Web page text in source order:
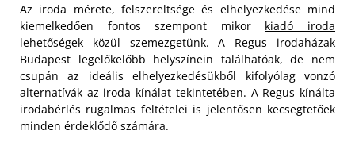
Az iroda mérete, felszereltsége és elhelyezkedése mind
kiemelkedően fontos szempont mikor kiadó iroda
lehetőségek közül szemezgetünk. A Regus irodaházak
Budapest legelőkelőbb helyszínein találhatóak, de nem
csupán az ideális elhelyezkedésükből kifolyólag vonzó
alternatívák az iroda kínálat tekintetében. A Regus kínálta
irodabérlés rugalmas feltételei is jelentősen kecsegtetőek
minden érdeklődő számára.